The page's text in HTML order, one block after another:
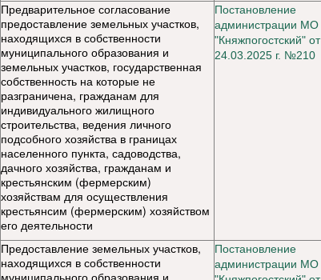
Предварительное согласование
предоставление земельных участков,
находящихся в собственности
муниципального образования и
земельных участков, государственная
собственность на которые не
разграничена, гражданам для
индивидуального жилищного
строительства, ведения личного
подсобного хозяйства в границах
населенного пункта, садоводства,
дачного хозяйства, гражданам и
крестьянским (фермерским)
хозяйствам для осуществления
крестьянсим (фермерским) хозяйством
его деятельности
Постановление
администрации МО
"Княжпогостский" от
24.03.2025 г. №210
Предоставление земельных участков,
находящихся в собственности
муниципального образования и
Постановление
администрации МО